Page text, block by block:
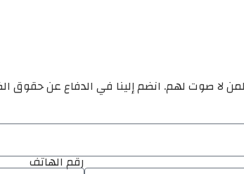
لا صوت لهم. انضم إلينا في الدفاع عن حقوق
رقم الهاتف